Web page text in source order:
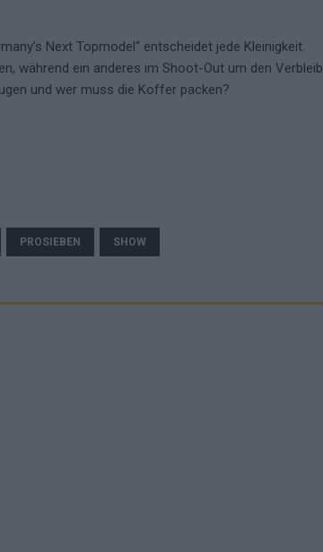
– der Europa-Park 2026 macht vieles neu
Next Topmodel“ entscheidet jede Kleinigkeit.
während ein anderes im Shoot-Out um den Verbleib
und wer muss die Koffer packen?
PROSIEBEN SHOW